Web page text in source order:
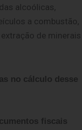
alcoólicas,
a combustão,
de minerais
no cálculo desse
fiscais